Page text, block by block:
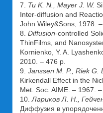
7. Tu K. N., Mayer J. W.
Inter-diffusion and
John Wiley&Sons, 1978. –
8. Diffusion-controlled
ThinFilms, and
Kornienko, Y. A.
2010. – 476 p.
9. Janssen M. P., Riek G.
Kirkendall Effect in the
Met. Soc. AIME. – 1967.
10. Лариков Л. Н.,
Диффузия в